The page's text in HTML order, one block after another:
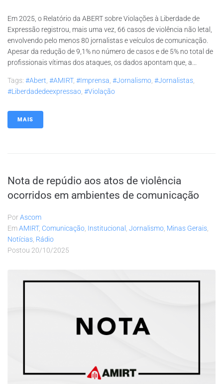
Em 2025, o Relatório da ABERT sobre Violações à Liberdade de
Expressão registrou, mais uma vez, 66 casos de violência não letal,
envolvendo pelo menos 80 jornalistas e veículos de comunicação.
Apesar da redução de 9,1% no número de casos e de 5% no total de
profissionais vítimas dos ataques, os dados apontam que, a...
Tags: #abert #AMIRT, #imprensa #jornalismo #jornalistas
#liberdadedeexpressao #violação
MAIS
Nota de repúdio aos atos de violência
ocorridos em ambientes de comunicação
PorAscom
EmAMIRT, Comunicação Institucional Jornalismo Minas Gerais
Notícias Rádio
Postou 20/10/2025